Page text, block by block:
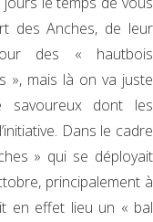
des Anches, de leur
des « hautbois
», mais là on va juste
savoureux dont les
Dans le cadre
» qui se déployait
principalement à
en effet lieu un « bal